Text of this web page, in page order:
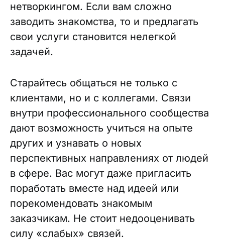
нетворкингом. Если вам сложно
заводить знакомства, то и предлагать
свои услуги становится нелегкой
задачей.
Старайтесь общаться не только с
клиентами, но и с коллегами. Связи
внутри профессионального сообщества
дают возможность учиться на опыте
других и узнавать о новых
перспективных направлениях от людей
в сфере. Вас могут даже пригласить
поработать вместе над идеей или
порекомендовать знакомым
заказчикам. Не стоит недооценивать
силу «слабых» связей.